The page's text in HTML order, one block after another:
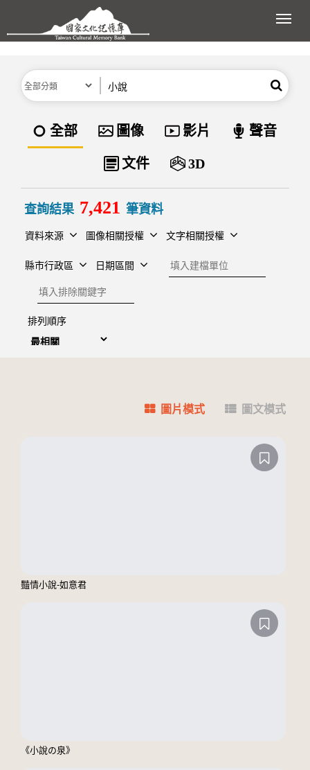
跳到主要內容區塊
展
分類 搜尋
資料類型
全部 圖像 影片 聲音
文件 3D
查詢結果 7,421 筆資料
資料來源 圖像相關授權 文字相關授權
縣市行政區 日期區間
建檔單位
排除關鍵字
排列順序
圖片模式 圖文模式
豔情小說-如意君
《小說の泉》